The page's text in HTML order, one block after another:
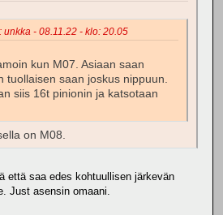
- 08.11.22 - klo: 20.05
kun M07. Asiaan saan
tuollaisen saan joskus nippuun.
siis 16t pinionin ja katsotaan
on M08.
että saa edes kohtuullisen järkevän
Just asensin omaani.